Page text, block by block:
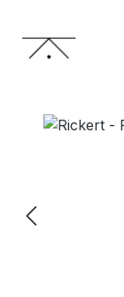
Bildergalerie